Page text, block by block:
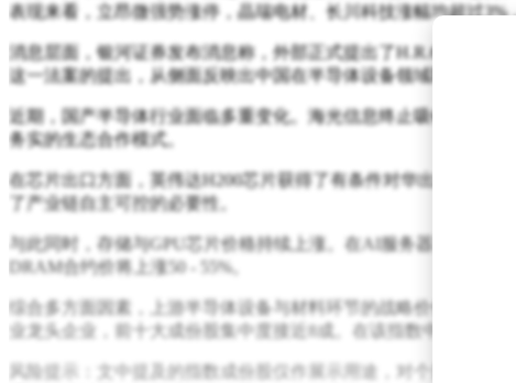
表现来看，立昂微强势涨停，晶瑞电材、长川科技涨幅均超过
消息层面，银河证券发布消息称，外部正式提出了H.R.6207号
这一法案的提出，从侧面反映出中国在半导体设备领域取得了显
近期，国产半导体行业面临多重变化。海光信息终止吸收合并
务实的生态合作模式。
在芯片出口方面，英伟达H200芯片获得了有条件对华出口许可
了产业链自主可控的必要性。
与此同时，存储与GPU芯片价格持续上涨。在AI服务器需求的
DRAM合约价将上涨50 - 55%。
综合多方面因素，上游半导体设备与材料环节的战略价值愈发
业龙头企业，前十大成份股集中度接近8成。在该指数中，半导
风险提示：文中提及的指数成份股仅作展示用途，对个股的描